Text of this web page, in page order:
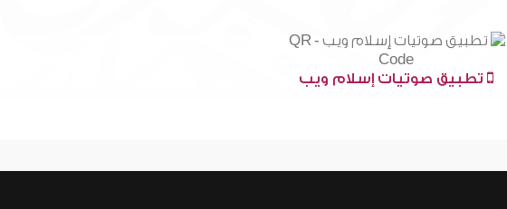
تطبيق صوتيات إسلام ويب